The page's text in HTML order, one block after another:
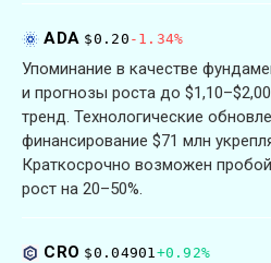
ADA $0.20 -1.34%
Упоминание в качестве
и прогнозы роста до
тренд. Технологические
финансирование $71 млн
Краткосрочно возможен
рост на 20–50%.
CRO $0.04901 +0.92%